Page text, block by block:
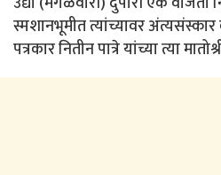
स्मशानभूमीत त्यांच्यावर
पत्रकार नितीन पात्रे यांच्या त्या